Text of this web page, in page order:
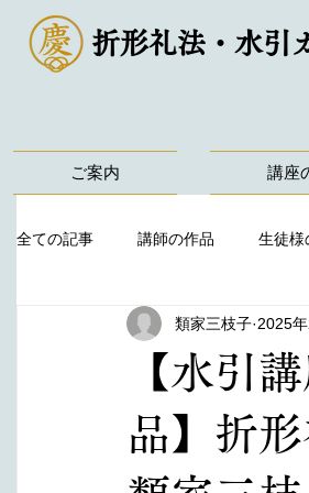
折形礼法・水引
ご案内 講座
全ての記事 講師の作品 生徒様
【水引
品】折
類家三枝子 2025